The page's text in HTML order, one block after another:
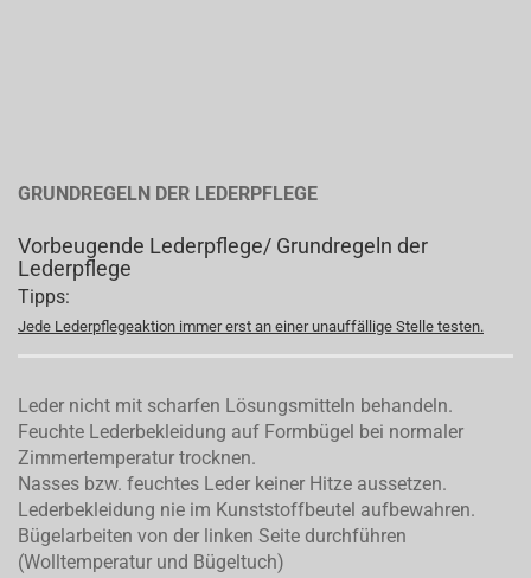
GRUNDREGELN DER LEDERPFLEGE
Vorbeugende Lederpflege/ Grundregeln der
Lederpflege
Tipps:
Jede Lederpflegeaktion immer erst an einer unauffällige Stelle testen.
Leder nicht mit scharfen Lösungsmitteln behandeln.
Feuchte Lederbekleidung auf Formbügel bei normaler
Zimmertemperatur trocknen.
Nasses bzw. feuchtes Leder keiner Hitze aussetzen.
Lederbekleidung nie im Kunststoffbeutel aufbewahren.
Bügelarbeiten von der linken Seite durchführen
(Wolltemperatur und Bügeltuch)